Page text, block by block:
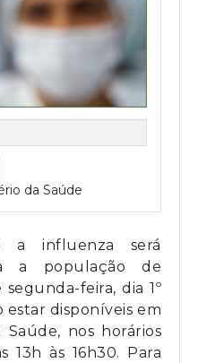
da Saúde
a influenza será
a população de
feira, dia 1º
estar disponíveis em
nos horários
13h às 16h30. Para